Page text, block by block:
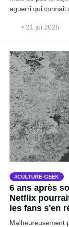
aguerri qui connait
• 21 jui 2025
CULTURE-GEEK
6 ans après
Netflix
les fans s'en
Malheureusement